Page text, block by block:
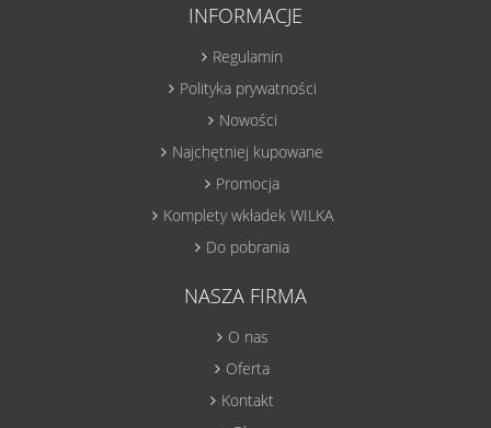
INFORMACJE
Regulamin
Polityka prywatności
Nowości
Najchętniej kupowane
Promocja
Komplety wkładek WILKA
Do pobrania
NASZA FIRMA
O nas
Oferta
Kontakt